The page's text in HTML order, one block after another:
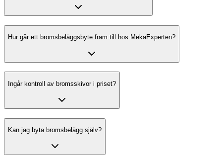
Hur går ett bromsbeläggsbyte fram till hos MekaExperten?
Ingår kontroll av bromsskivor i priset?
Kan jag byta bromsbelägg själv?